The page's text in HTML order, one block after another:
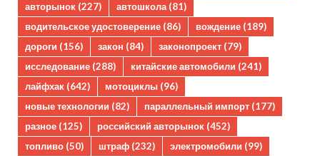
авторынок (227) автошкола(81)
водительское удостоверение (86) вождение (189)
дороги (156) закон (84) законопроект (79)
исследование (288) китайские автомобили (241)
лайфхак (642) мотоциклы (96)
новые технологии (82) параллельный импорт (177)
разное (125) российский авторынок (452)
топливо (50) штраф (232) электромобили (99)